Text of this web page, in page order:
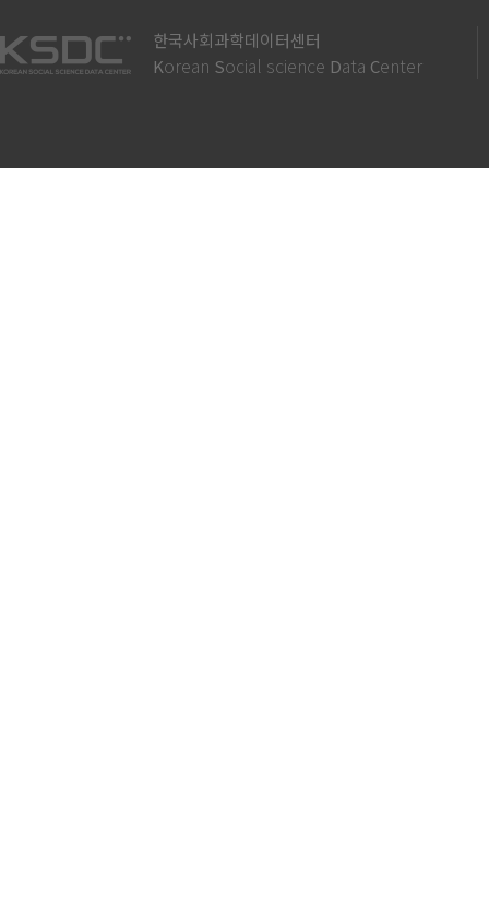
한국사회과학데이터센터
Korean Social science Data Center